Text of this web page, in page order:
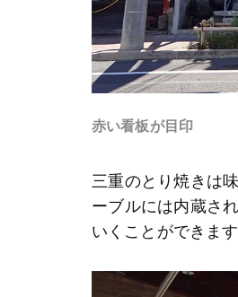
赤い看板が目印
三重のとり焼きは
ーブルには内蔵さ
いくことができます